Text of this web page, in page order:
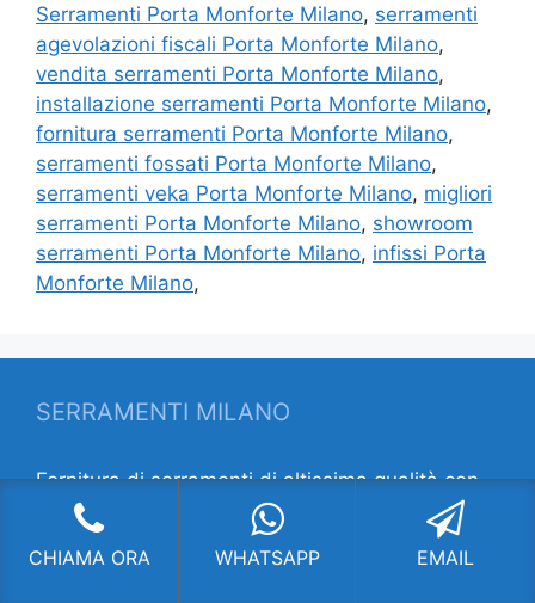
Serramenti Porta Monforte Milano, serramenti
agevolazioni fiscali Porta Monforte Milano,
vendita serramenti Porta Monforte Milano,
installazione serramenti Porta Monforte Milano,
fornitura serramenti Porta Monforte Milano,
serramenti fossati Porta Monforte Milano,
serramenti veka Porta Monforte Milano, migliori
serramenti Porta Monforte Milano, showroom
serramenti Porta Monforte Milano, infissi Porta
Monforte Milano,
SERRAMENTI MILANO
Fornitura di serramenti di altissima qualità con
soluzioni all’avanguardia. Chiama per
informazioni!
INDIRIZZO:
CHIAMA ORA WHATSAPP EMAIL